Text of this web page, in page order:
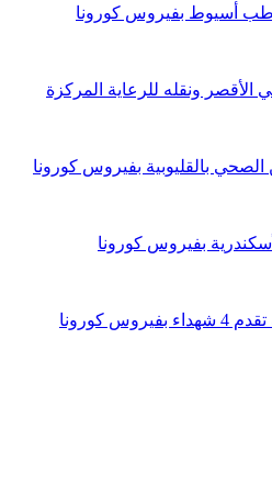
الأقصر ونقله للرعاية المركزة
بفيروس كورونا
كورونا